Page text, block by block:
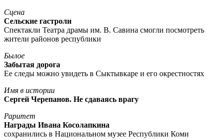
Сцена
Сельские гастроли
Спектакли Театра драмы им. В. Савина смогли посмотреть
жители районов республики
Былое
Забытая дорога
Ее следы можно увидеть в Сыктывкаре и его окрестностях
Имя в истории
Сергей Черепанов. Не сдаваясь врагу
Раритет
Награды Ивана Косолапкина
сохранились в Национальном музее Республики Коми